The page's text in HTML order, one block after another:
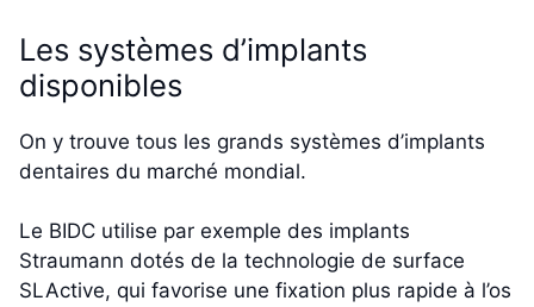
Les systèmes d’implants
disponibles
On y trouve tous les grands systèmes d’implants
dentaires du marché mondial.
Le BIDC utilise par exemple des implants
Straumann dotés de la technologie de surface
SLActive, qui favorise une fixation plus rapide à l’os